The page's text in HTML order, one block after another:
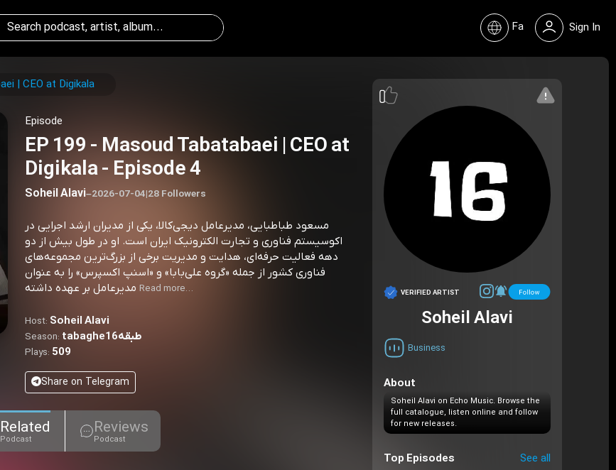
Fa Sign In
EP 199 - ‏Masoud Tabatabaei‏ | CEO at Digikala
Episode
EP 199 - ‏Masoud Tabatabaei‏ | CEO at
Digikala - Episode 4
Soheil Alavi–2026-07-04|28 Followers
مسعود طباطبایی، مدیرعامل دیجی‌کالا، یکی از مدیران ارشد اجرایی در
اکوسیستم فناوری و تجارت الکترونیک ایران است. او در طول بیش از دو
دهه فعالیت حرفه‌ای، هدایت و مدیریت برخی از بزرگ‌ترین مجموعه‌های
فناوری کشور از جمله «گروه علی‌بابا» و «اسنپ اکسپرس» را به عنوان
مدیرعامل بر عهده داشتهRead more…
Host: Soheil Alavi
Season: tabaghe16طبقه
Plays: 509
Share on Telegram
Related
Podcast
Reviews
Podcast
VERIFIED ARTIST
Soheil Alavi
Business
About
Soheil Alavi on Echo Music. Browse the
full catalogue, listen online and follow
for new releases.
Top Episodes See all